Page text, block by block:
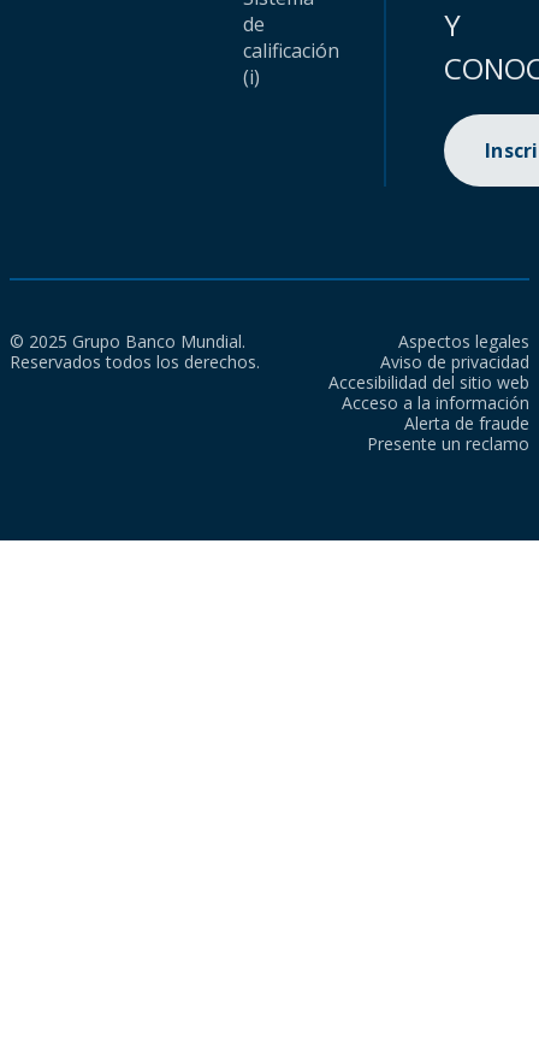
de
calificación
(i)
Y
© 2025 Grupo Banco Mundial.
Reservados todos los derechos.
Aspectos legales
Aviso de privacidad
Accesibilidad del sitio web
Acceso a la información
Alerta de fraude
Presente un reclamo